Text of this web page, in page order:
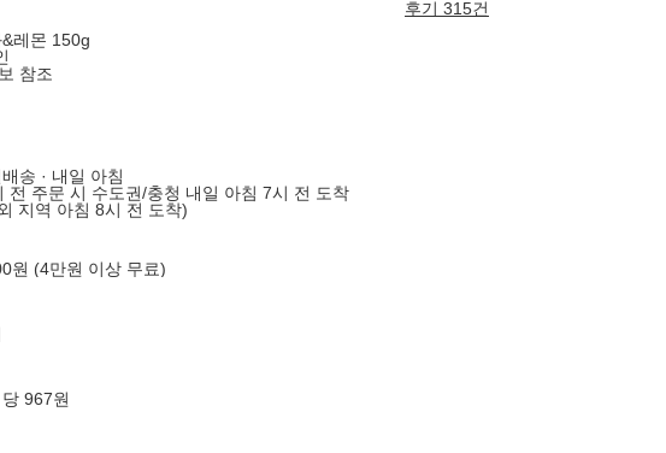
후기 315건
레몬 150g
참조
송 · 내일 아침
전 주문 시 수도권/충청 내일 아침 7시 전 도착
지역 아침 8시 전 도착)
원 (4만원 이상 무료)
967원